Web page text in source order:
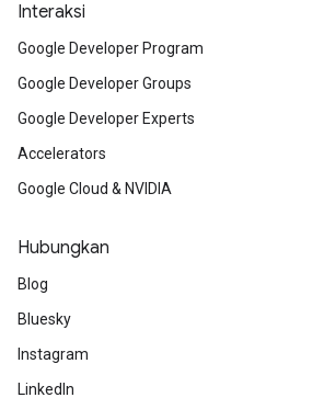
Interaksi
Google Developer Program
Google Developer Groups
Google Developer Experts
Accelerators
Google Cloud & NVIDIA
Hubungkan
Blog
Bluesky
Instagram
LinkedIn